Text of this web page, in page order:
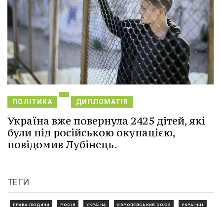
ПОЛІТИКА ДИПЛОМАТІЯ
Україна вже повернула 2425 дітей, які
були під російською окупацією,
повідомив Лубінець.
ТЕГИ
ПРАВА ЛЮДИНИ РОСІЯ УКРАЇНА ЄВРОПЕЙСЬКИЙ СОЮЗ УКРАЇНЦІ